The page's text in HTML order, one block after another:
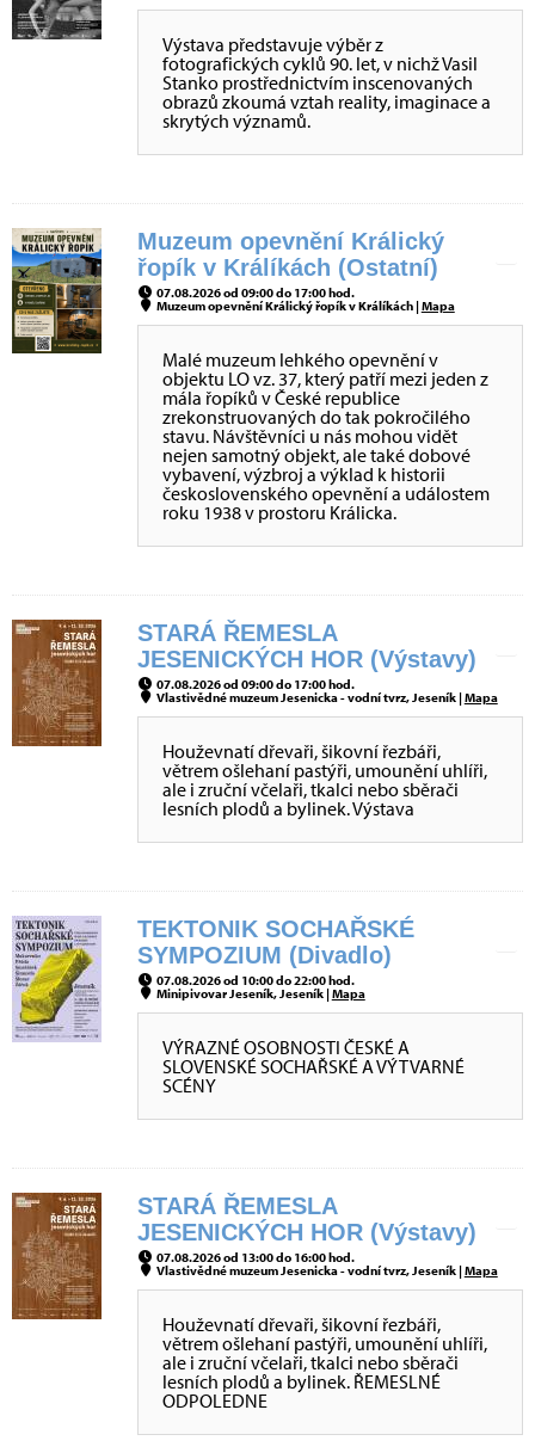
Výstava představuje výběr z
fotografických cyklů 90. let, v nichž Vasil
Stanko prostřednictvím inscenovaných
obrazů zkoumá vztah reality, imaginace a
skrytých významů.
Muzeum opevnění Králický
řopík v Králíkách (Ostatní)
07.08.2026 od 09:00 do 17:00 hod.
Muzeum opevnění Králický řopík v Králíkách |Mapa
Malé muzeum lehkého opevnění v
objektu LO vz. 37, který patří mezi jeden z
mála řopíků v České republice
zrekonstruovaných do tak pokročilého
stavu. Návštěvníci u nás mohou vidět
nejen samotný objekt, ale také dobové
vybavení, výzbroj a výklad k historii
československého opevnění a událostem
roku 1938 v prostoru Králicka.
STARÁ ŘEMESLA
JESENICKÝCH HOR (Výstavy)
07.08.2026 od 09:00 do 17:00 hod.
Vlastivědné muzeum Jesenicka - vodní tvrz, Jeseník |Mapa
Houževnatí dřevaři, šikovní řezbáři,
větrem ošlehaní pastýři, umounění uhlíři,
ale i zruční včelaři, tkalci nebo sběrači
lesních plodů a bylinek. Výstava
TEKTONIK SOCHAŘSKÉ
SYMPOZIUM (Divadlo)
07.08.2026 od 10:00 do 22:00 hod.
Minipivovar Jeseník, Jeseník |Mapa
VÝRAZNÉ OSOBNOSTI ČESKÉ A
SLOVENSKÉ SOCHAŘSKÉ A VÝTVARNÉ
SCÉNY
STARÁ ŘEMESLA
JESENICKÝCH HOR (Výstavy)
07.08.2026 od 13:00 do 16:00 hod.
Vlastivědné muzeum Jesenicka - vodní tvrz, Jeseník |Mapa
Houževnatí dřevaři, šikovní řezbáři,
větrem ošlehaní pastýři, umounění uhlíři,
ale i zruční včelaři, tkalci nebo sběrači
lesních plodů a bylinek. ŘEMESLNÉ
ODPOLEDNE